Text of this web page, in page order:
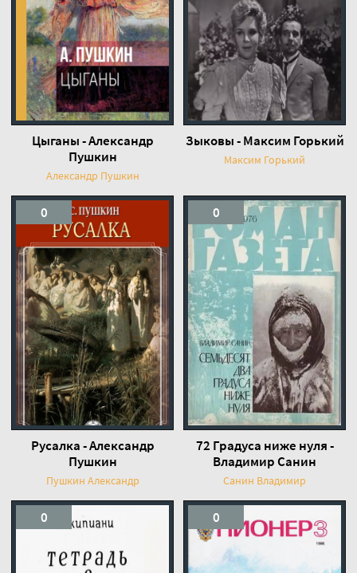
Цыганы - Александр
Пушкин
Александр Пушкин
Зыковы - Максим Горький
Максим Горький
0
Русалка - Александр
Пушкин
Пушкин Александр
0
72 Градуса ниже нуля -
Владимир Санин
Санин Владимир
0 0